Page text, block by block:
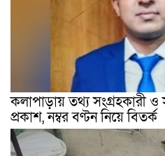
কলাপাড়ায় তথ্য সংগ্রহকারী
প্রকাশ, নম্বর বণ্টন নিয়ে বিতর্ক